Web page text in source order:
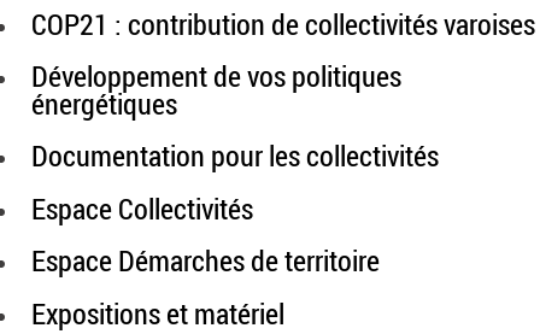
COP21 : contribution de collectivités varoises
Développement de vos politiques
énergétiques
Documentation pour les collectivités
Espace Collectivités
Espace Démarches de territoire
Expositions et matériel